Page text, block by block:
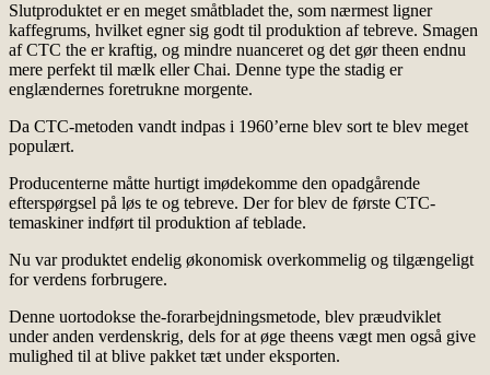
Slutproduktet er en meget småtbladet the, som nærmest ligner
kaffegrums, hvilket egner sig godt til produktion af tebreve. Smagen
af CTC the er kraftig, og mindre nuanceret og det gør theen endnu
mere perfekt til mælk eller Chai. Denne type the stadig er
englændernes foretrukne morgente.
Da CTC-metoden vandt indpas i 1960’erne blev sort te blev meget
populært.
Producenterne måtte hurtigt imødekomme den opadgårende
efterspørgsel på løs te og tebreve. Der for blev de første CTC-
temaskiner indført til produktion af teblade.
Nu var produktet endelig økonomisk overkommelig og tilgængeligt
for verdens forbrugere.
Denne uortodokse the-forarbejdningsmetode, blev præudviklet
under anden verdenskrig, dels for at øge theens vægt men også give
mulighed til at blive pakket tæt under eksporten.